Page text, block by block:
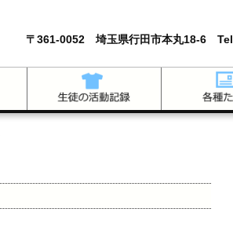
〒361-0052 埼玉県行田市本丸18-6 Tel